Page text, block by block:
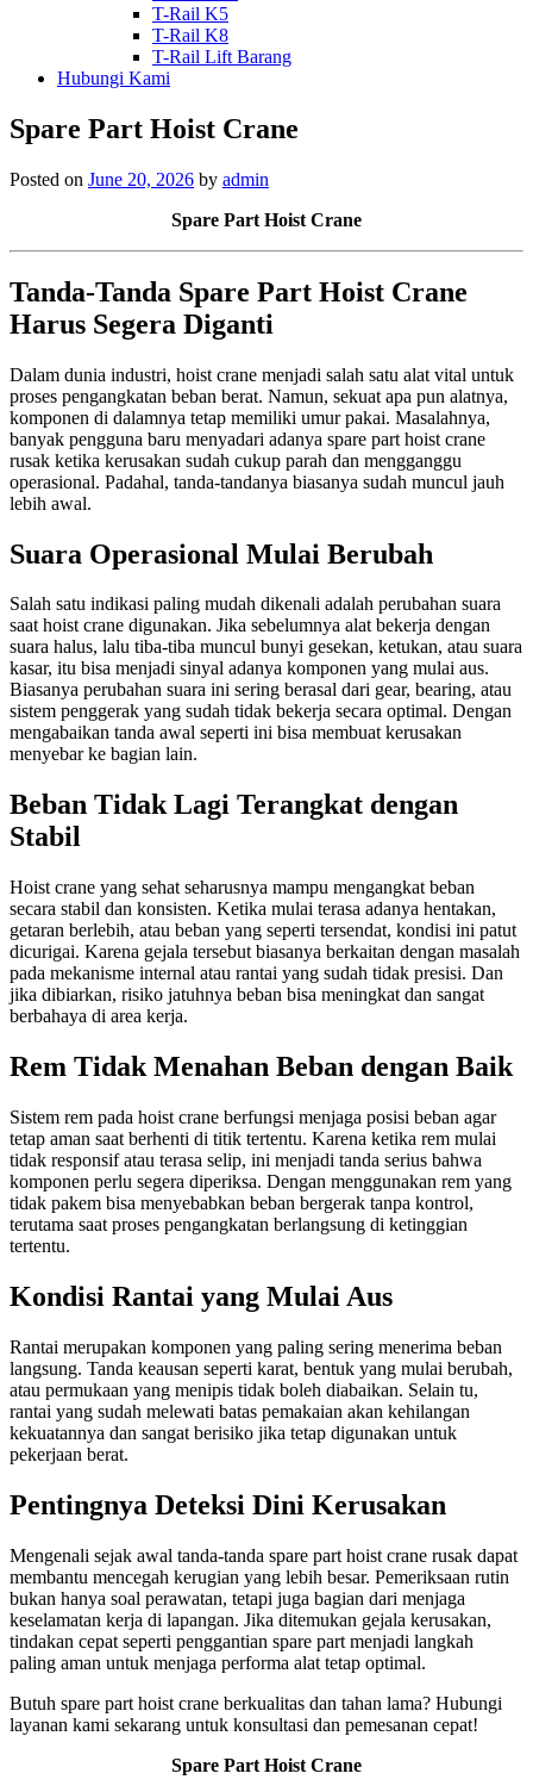
T-Rail K5
T-Rail K8
T-Rail Lift Barang
Hubungi Kami
Spare Part Hoist Crane
Posted on June 20, 2026 by admin
Spare Part Hoist Crane
Tanda-Tanda Spare Part Hoist Crane
Harus Segera Diganti
Dalam dunia industri, hoist crane menjadi salah satu alat vital untuk
proses pengangkatan beban berat. Namun, sekuat apa pun alatnya,
komponen di dalamnya tetap memiliki umur pakai. Masalahnya,
banyak pengguna baru menyadari adanya spare part hoist crane
rusak ketika kerusakan sudah cukup parah dan mengganggu
operasional. Padahal, tanda-tandanya biasanya sudah muncul jauh
lebih awal.
Suara Operasional Mulai Berubah
Salah satu indikasi paling mudah dikenali adalah perubahan suara
saat hoist crane digunakan. Jika sebelumnya alat bekerja dengan
suara halus, lalu tiba-tiba muncul bunyi gesekan, ketukan, atau suara
kasar, itu bisa menjadi sinyal adanya komponen yang mulai aus.
Biasanya perubahan suara ini sering berasal dari gear, bearing, atau
sistem penggerak yang sudah tidak bekerja secara optimal. Dengan
mengabaikan tanda awal seperti ini bisa membuat kerusakan
menyebar ke bagian lain.
Beban Tidak Lagi Terangkat dengan
Stabil
Hoist crane yang sehat seharusnya mampu mengangkat beban
secara stabil dan konsisten. Ketika mulai terasa adanya hentakan,
getaran berlebih, atau beban yang seperti tersendat, kondisi ini patut
dicurigai. Karena gejala tersebut biasanya berkaitan dengan masalah
pada mekanisme internal atau rantai yang sudah tidak presisi. Dan
jika dibiarkan, risiko jatuhnya beban bisa meningkat dan sangat
berbahaya di area kerja.
Rem Tidak Menahan Beban dengan Baik
Sistem rem pada hoist crane berfungsi menjaga posisi beban agar
tetap aman saat berhenti di titik tertentu. Karena ketika rem mulai
tidak responsif atau terasa selip, ini menjadi tanda serius bahwa
komponen perlu segera diperiksa. Dengan menggunakan rem yang
tidak pakem bisa menyebabkan beban bergerak tanpa kontrol,
terutama saat proses pengangkatan berlangsung di ketinggian
tertentu.
Kondisi Rantai yang Mulai Aus
Rantai merupakan komponen yang paling sering menerima beban
langsung. Tanda keausan seperti karat, bentuk yang mulai berubah,
atau permukaan yang menipis tidak boleh diabaikan. Selain tu,
rantai yang sudah melewati batas pemakaian akan kehilangan
kekuatannya dan sangat berisiko jika tetap digunakan untuk
pekerjaan berat.
Pentingnya Deteksi Dini Kerusakan
Mengenali sejak awal tanda-tanda spare part hoist crane rusak dapat
membantu mencegah kerugian yang lebih besar. Pemeriksaan rutin
bukan hanya soal perawatan, tetapi juga bagian dari menjaga
keselamatan kerja di lapangan. Jika ditemukan gejala kerusakan,
tindakan cepat seperti penggantian spare part menjadi langkah
paling aman untuk menjaga performa alat tetap optimal.
Butuh spare part hoist crane berkualitas dan tahan lama? Hubungi
layanan kami sekarang untuk konsultasi dan pemesanan cepat!
Spare Part Hoist Crane